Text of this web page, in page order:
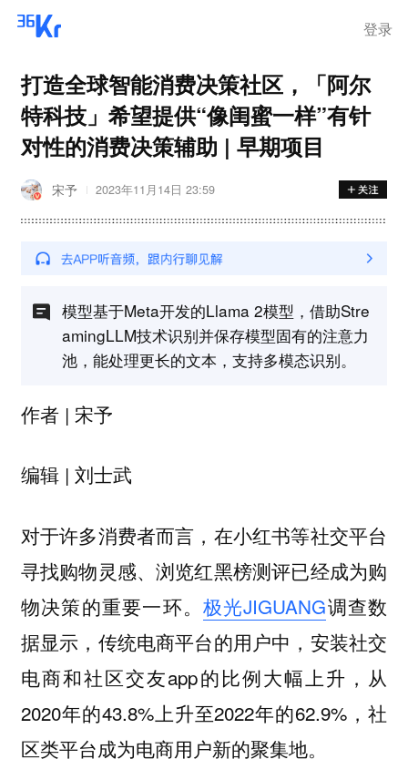
登录
打造全球智能消费决策社区，「阿尔
特科技」希望提供“像闺蜜一样”有针
对性的消费决策辅助 | 早期项目
宋予 2023年11月14日 23:59
模型基于Meta开发的Llama 2模型，借助Stre
amingLLM技术识别并保存模型固有的注意力
池，能处理更长的文本，支持多模态识别。
作者 | 宋予
编辑 | 刘士武
对于许多消费者而言，在小红书等社交平台
寻找购物灵感、浏览红黑榜测评已经成为购
物决策的重要一环。 极光JIGUANG调查数
据显示，传统电商平台的用户中，安装社交
电商和社区交友app的比例大幅上升，从
2020年的43.8%上升至2022年的62.9%，社
区类平台成为电商用户新的聚集地。